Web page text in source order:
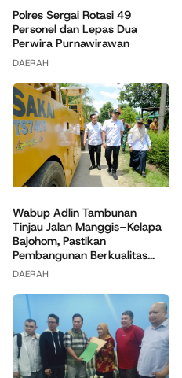
Polres Sergai Rotasi 49
Personel dan Lepas Dua
Perwira Purnawirawan
DAERAH
Wabup Adlin Tambunan
Tinjau Jalan Manggis–Kelapa
Bajohom, Pastikan
Pembangunan Berkualitas...
DAERAH